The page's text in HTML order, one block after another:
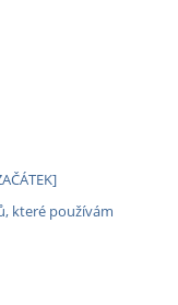
které používám